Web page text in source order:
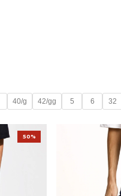
40/g 42/gg 5 6 32
50%